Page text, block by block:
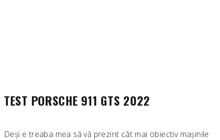
TEST PORSCHE 911 GTS 2022
Deși e treaba mea să vă prezint cât mai obiectiv mașinile